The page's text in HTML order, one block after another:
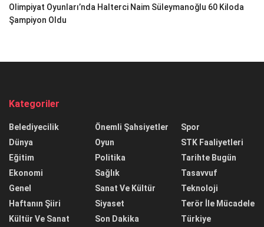
Olimpiyat Oyunları’nda Halterci Naim Süleymanoğlu 60 Kiloda
Şampiyon Oldu
Kategoriler
Belediyecilik
Dünya
Eğitim
Ekonomi
Genel
Haftanın Şiiri
Kültür Ve Sanat
Önemli Şahsiyetler
Oyun
Politika
Sağlık
Sanat Ve Kültür
Siyaset
Son Dakika
Spor
STK Faaliyetleri
Tarihte Bugün
Tasavvuf
Teknoloji
Terör İle Mücadele
Türkiye